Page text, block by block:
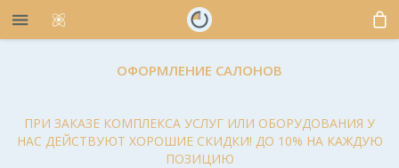
ОФОРМЛЕНИЕ САЛОНОВ
ПРИ ЗАКАЗЕ КОМПЛЕКСА УСЛУГ ИЛИ ОБОРУДОВАНИЯ У
НАС ДЕЙСТВУЮТ ХОРОШИЕ СКИДКИ! ДО 10% НА КАЖДУЮ
ПОЗИЦИЮ